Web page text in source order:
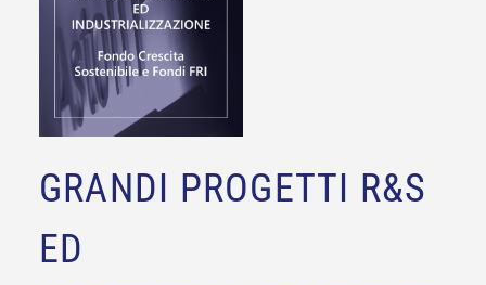
GRANDI PROGETTI R&S
ED